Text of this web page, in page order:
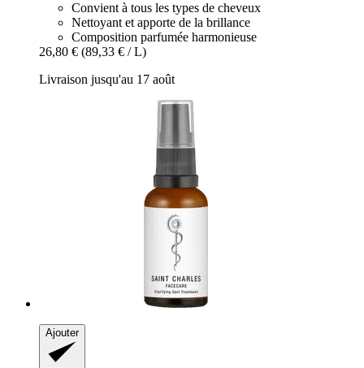
Convient à tous les types de cheveux
Nettoyant et apporte de la brillance
Composition parfumée harmonieuse
26,80 € (89,33 € / L)
Livraison jusqu'au 17 août
Ajouter